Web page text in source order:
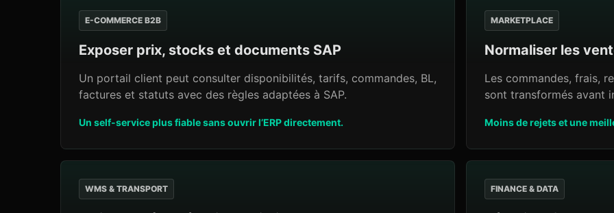
E-COMMERCE B2B
Exposer prix, stocks et documents SAP
Un portail client peut consulter disponibilités, tarifs, commandes, BL,
factures et statuts avec des règles adaptées à SAP.
Un self-service plus fiable sans ouvrir l’ERP directement.
MARKETPLACE
Normaliser les
Les commandes, frais,
sont transformés avant
Moins de rejets et une
WMS & TRANSPORT FINANCE & DATA